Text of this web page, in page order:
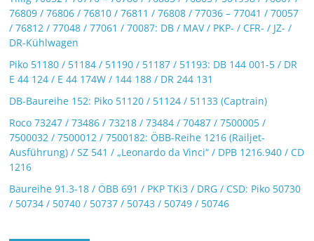
76809 / 76806 / 76810 / 76811 / 76808 / 77036 – 77041 / 70057
/ 76812 / 77048 / 77061 / 70087: DB / MAV / PKP- / CFR- / JZ- /
DR-Kühlwagen
Piko 51180 / 51184 / 51190 / 51187 / 51193: DB 144 001-5 / DR
E 44 124 / E 44 174W / 144 188 / DR 244 131
DB-Baureihe 152: Piko 51120 / 51124 / 51133 (Captrain)
Roco 73247 / 73486 / 73218 / 73484 / 70487 / 7500005 /
7500032 / 7500012 / 7500182: ÖBB-Reihe 1216 (Railjet-
Ausführung) / SZ 541 / „Leonardo da Vinci“ / DPB 1216.940 / CD
1216
Baureihe 91.3-18 / ÖBB 691 / PKP TKi3 / DRG / CSD: Piko 50730
/ 50734 / 50740 / 50737 / 50743 / 50749 / 50746